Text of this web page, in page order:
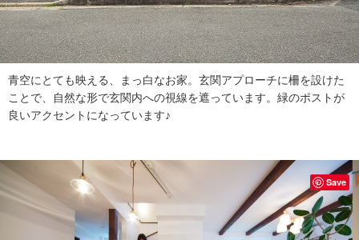
青空にとても映える、まっ白なお家。玄関アプローチに柵を設けた
ことで、自然な形で玄関内への視線を遮っています。緑のポストが
良いアクセントになっています♪
Save